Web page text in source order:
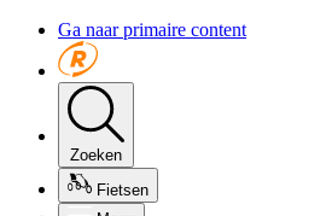
Ga naar primaire content
Zoeken
Fietsen